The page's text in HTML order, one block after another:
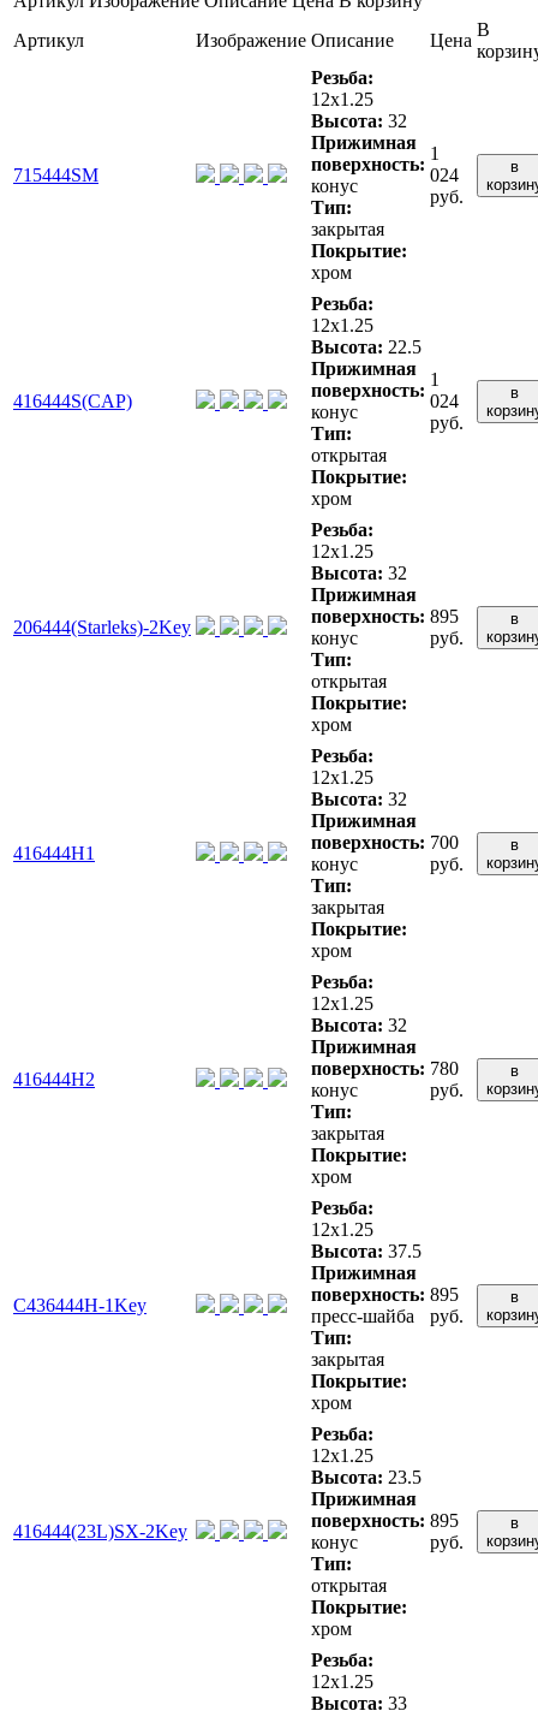
Артикул
Изображение Описание Цена
В
715444SM
Резьба:
12x1.25
Высота: 32
Прижимная
поверхность:
конус
Тип:
закрытая
Покрытие:
хром
1
024
руб.
в
416444S(CAP)
Резьба:
12x1.25
Высота: 22.5
Прижимная
поверхность:
конус
Тип:
открытая
Покрытие:
хром
1
024
руб.
в
206444(Starleks)-2Key
Резьба:
12x1.25
Высота: 32
Прижимная
поверхность:
конус
Тип:
открытая
Покрытие:
хром
895
руб.
в
416444H1
Резьба:
12x1.25
Высота: 32
Прижимная
поверхность:
конус
Тип:
закрытая
Покрытие:
хром
700
руб.
в
416444H2
Резьба:
12x1.25
Высота: 32
Прижимная
поверхность:
конус
Тип:
закрытая
Покрытие:
хром
780
руб.
в
C436444H-1Key
Резьба:
12x1.25
Высота: 37.5
Прижимная
поверхность:
пресс-шайба
Тип:
закрытая
Покрытие:
хром
895
руб.
в
416444(23L)SX-2Key
Резьба:
12x1.25
Высота: 23.5
Прижимная
поверхность:
конус
Тип:
открытая
Покрытие:
хром
895
руб.
в
Резьба:
12x1.25
Высота: 33